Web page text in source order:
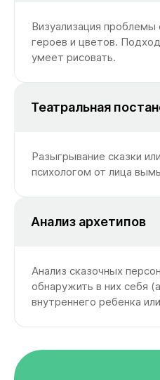
Визуализация
героев и цветов.
умеет рисовать.
Театральная
Разыгрывание сказки
психологом от лица
Анализ архетипов
Анализ сказочных
обнаружить в них себя
внутреннего ребенка